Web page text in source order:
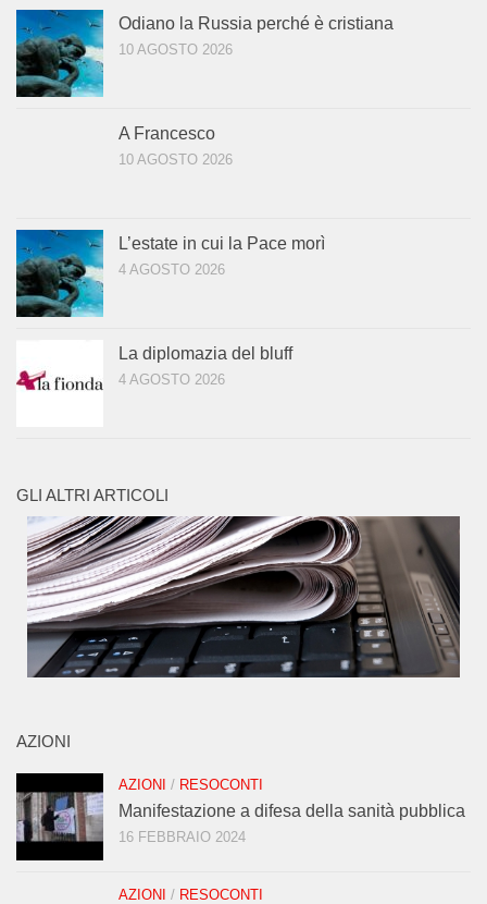
Odiano la Russia perché è cristiana
10 AGOSTO 2026
A Francesco
10 AGOSTO 2026
L’estate in cui la Pace morì
4 AGOSTO 2026
La diplomazia del bluff
4 AGOSTO 2026
GLI ALTRI ARTICOLI
AZIONI
AZIONI / RESOCONTI
Manifestazione a difesa della sanità pubblica
16 FEBBRAIO 2024
AZIONI / RESOCONTI